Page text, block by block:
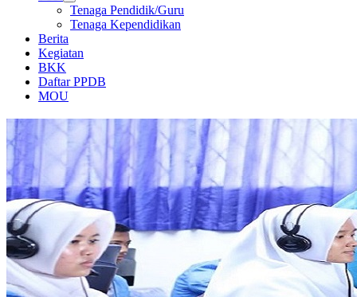
Tenaga Pendidik/Guru
Tenaga Kependidikan
Berita
Kegiatan
BKK
Daftar PPDB
MOU
LABORATORIUM KOMPUTER